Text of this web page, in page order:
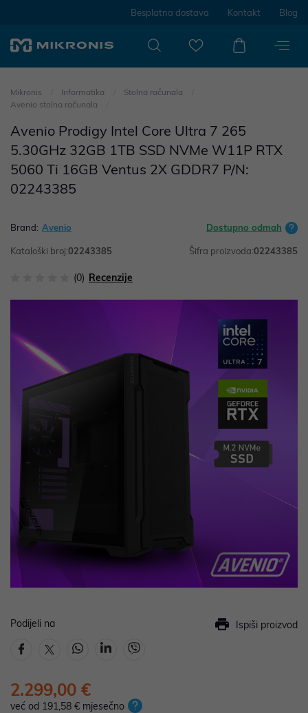
Besplatna dostava Kontakt Blog
Mikronis Informatika
Stolna računala
Avenio stolna računala
Avenio Prodigy Intel Core Ultra 7 265
5.30GHz 32GB 1TB SSD NVMe W11P RTX
5060 Ti 16GB Ventus 2X GDDR7 P/N:
02243385
Brand: Avenio Dostupno odmah
Kataloški broj:02243385 Šifra proizvoda:02243385
(0) Recenzije
Podijeli na Ispiši proizvod
2.299,00 €
već od 191,58 € mjesečno